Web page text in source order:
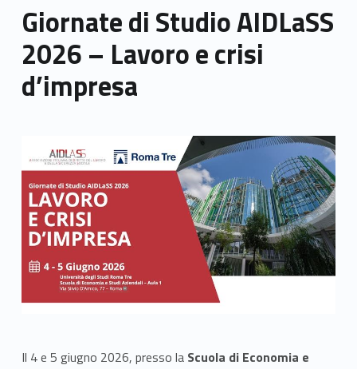
Giornate di Studio AIDLaSS
2026 – Lavoro e crisi
d’impresa
Il 4 e 5 giugno 2026, presso la Scuola di Economia e